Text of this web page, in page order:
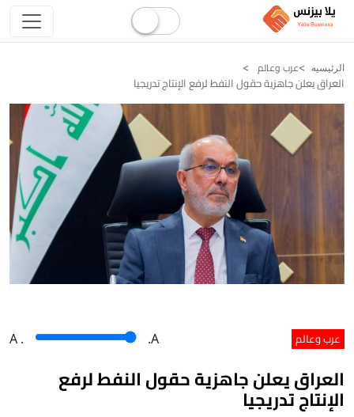
الرئيسيه عرب وعالم
العراق يعلن جاهزية حقول النفط لرفع الإنتاج تدريجيا
عرب وعالم A . .A
العراق يعلن جاهزية حقول النفط لرفع
الإنتاج تدريجيا